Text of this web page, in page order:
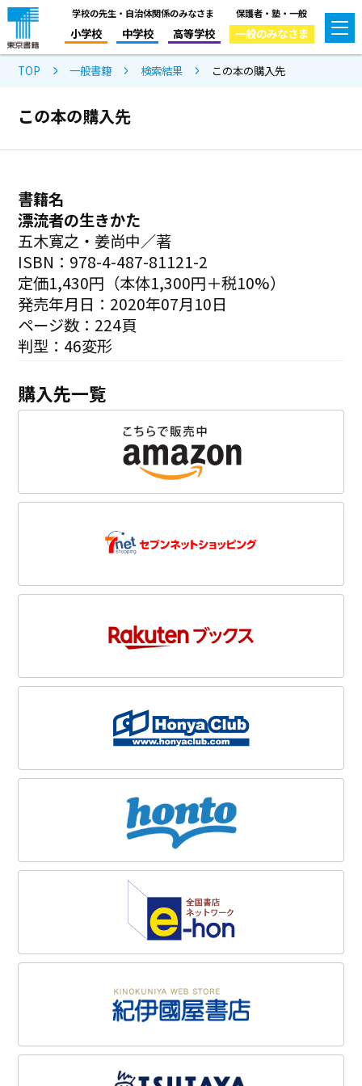
学校の先生・自治体関係のみなさま
小学校 中学校 高等学校
保護者・塾・一般
一般のみなさま
TOP 一般書籍 検索結果 この本の購入先
この本の購入先
書籍名
漂流者の生きかた
五木寛之・姜尚中／著
ISBN：978-4-487-81121-2
定価1,430円（本体1,300円＋税10%）
発売年月日：2020年07月10日
ページ数：224頁
判型：46変形
購入先一覧